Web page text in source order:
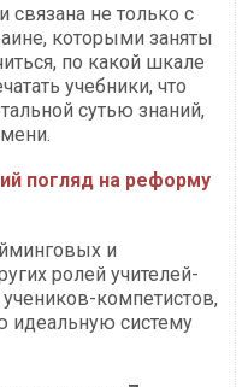
связана не только с
которыми заняты
по какой шкале
учебники, что
сутью знаний,
погляд на реформу
и
ролей учителей-
компетистов,
идеальную систему